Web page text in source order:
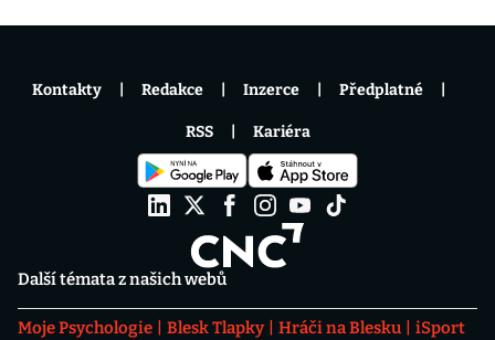
Další témata z našich webů
Moje Psychologie Blesk Tlapky Hráči na Blesku
iSport
Kontakty Redakce Inzerce Předplatné
RSS Kariéra